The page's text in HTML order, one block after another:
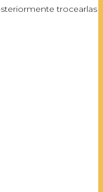
trocearlas